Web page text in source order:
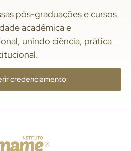
pós-graduações e cursos
acadêmica e
unindo ciência, prática
credenciamento